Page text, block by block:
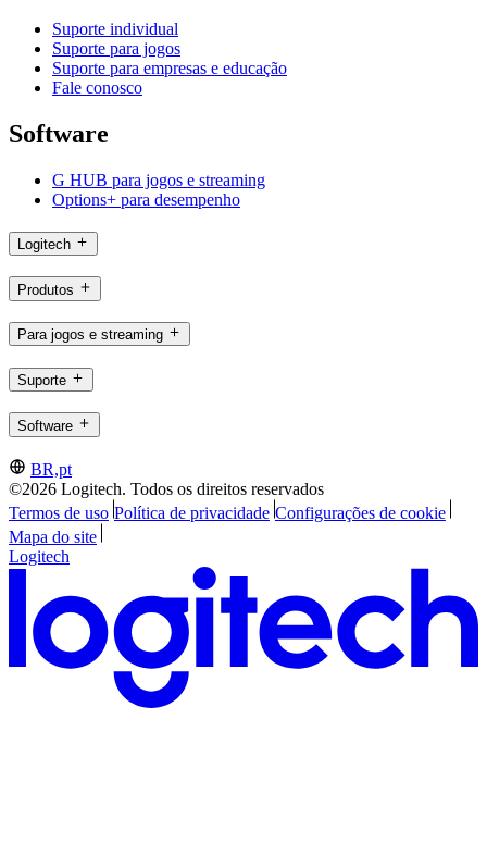
Suporte individual
Suporte para jogos
Suporte para empresas e educação
Fale conosco
Software
G HUB para jogos e streaming
Options+ para desempenho
Logitech
Produtos
Para jogos e streaming
Suporte
Software
BR,pt
©2026 Logitech. Todos os direitos reservados
Termos de uso Política de privacidade Configurações de cookie
Mapa do site
Logitech